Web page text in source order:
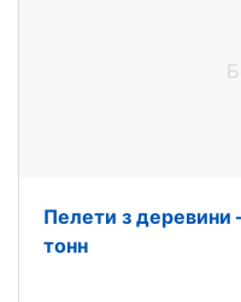
Пелети з деревини
тонн